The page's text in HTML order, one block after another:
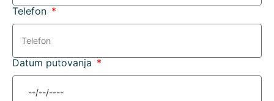
Telefon
Datum putovanja